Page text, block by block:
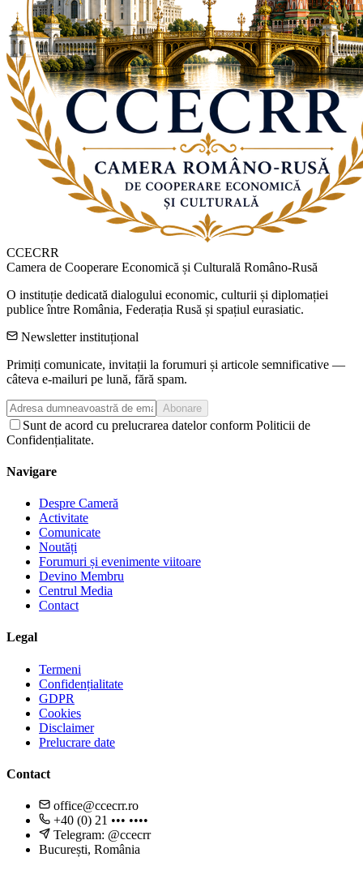
CCECRR
Camera de Cooperare Economică și Culturală Româno-Rusă
O instituție dedicată dialogului economic, culturii și diplomației
publice între România, Federația Rusă și spațiul eurasiatic.
Newsletter instituțional
Primiți comunicate, invitații la forumuri și articole semnificative —
câteva e-mailuri pe lună, fără spam.
Abonare
Sunt de acord cu prelucrarea datelor conform Politicii de
Confidențialitate.
Navigare
Despre Cameră
Activitate
Comunicate
Noutăți
Forumuri și evenimente viitoare
Devino Membru
Centrul Media
Contact
Legal
Termeni
Confidențialitate
GDPR
Cookies
Disclaimer
Prelucrare date
Contact
office@ccecrr.ro
+40 (0) 21 ••• ••••
Telegram: @ccecrr
București, România